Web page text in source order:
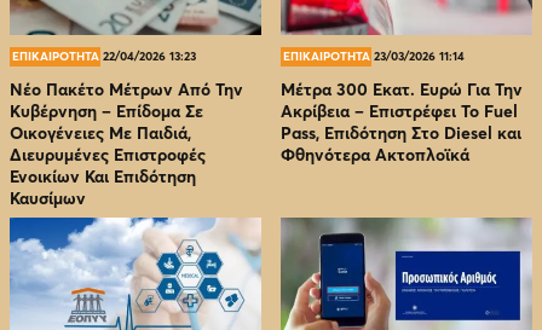
ΕΠΙΚΑΙΡΟΤΗΤΑ 22/04/2026 13:23
Νέο Πακέτο Μέτρων Από Την
Κυβέρνηση – Επίδομα Σε
Οικογένειες Με Παιδιά,
Διευρυμένες Επιστροφές
Ενοικίων Και Επιδότηση
Καυσίμων
ΕΠΙΚΑΙΡΟΤΗΤΑ 23/03/2026 11:14
Μέτρα 300 Εκατ. Ευρώ Για Την
Ακρίβεια – Επιστρέφει Το Fuel
Pass, Επιδότηση Στο Diesel και
Φθηνότερα Ακτοπλοϊκά